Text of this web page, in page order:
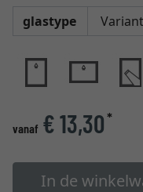
glastype
vanaf € 13,30*
In de